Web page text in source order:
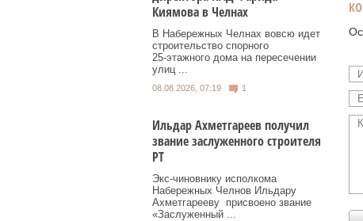
Киямова в Челнах
В Набережных Челнах вовсю идет
строительство спорного
25‑этажного дома на пересечении
улиц ...
08.08.2026, 07:19 1
Ильдар Ахметгареев получил
звание заслуженного строителя
РТ
Экс‑чиновнику исполкома
Набережных Челнов Ильдару
Ахметгарееву присвоено звание
«Заслуженный ...